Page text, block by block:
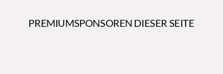
PREMIUMSPONSOREN DIESER SEITE